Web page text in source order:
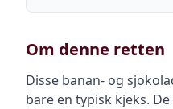
Om denne retten
Disse banan- og
bare en typisk kjeks.